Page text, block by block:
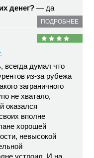
денег? — да
ПОДРОБНЕЕ
всегда думал что
из-за рубежа
заграничного
не хватало,
оказался
вполне
хорошей
невысокой
устроил. И на